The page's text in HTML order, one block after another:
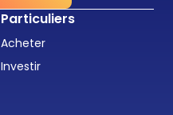
Particuliers
Acheter
Investir